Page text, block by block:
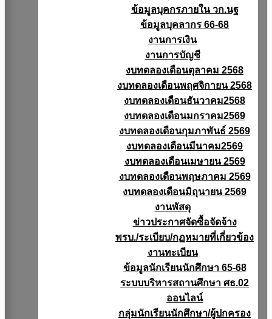
ข้อมูลบุคกรภายใน วก.นฐ
ข้อมูลบุคลากร 66-68
งานการเงิน
งานการบัญชี
งบทดลองเดือนตุลาคม 2568
งบทดลองเดือนพฤศจิกายน 2568
งบทดลองเดือนธันวาคม2568
งบทดลองเดือนมกราคม2569
งบทดลองเดือนกุมภาพันธ์ 2569
งบทดลองเดือนมีนาคม2569
งบทดลองเดือนเมษายน 2569
งบทดลองเดือนพฤษภาคม 2569
งบทดลองเดือนมิถุนายน 2569
งานพัสดุ
ข่าวประกาศจัดซื้อจัดจ้าง
พรบ./ระเบียบ/กฏหมายที่เกี่ยวข้อง
งานทะเบียน
ข้อมูลนักเรียนนักศึกษา 65-68
ระบบบริหารสถานศึกษา ศธ.02
ออนไลน์
กลุ่มนักเรียนนักศึกษา/ผู้ปกครอง